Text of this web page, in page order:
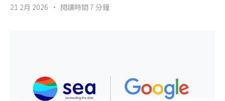
21 2月 2026 • 閱讀時間 7 分鐘